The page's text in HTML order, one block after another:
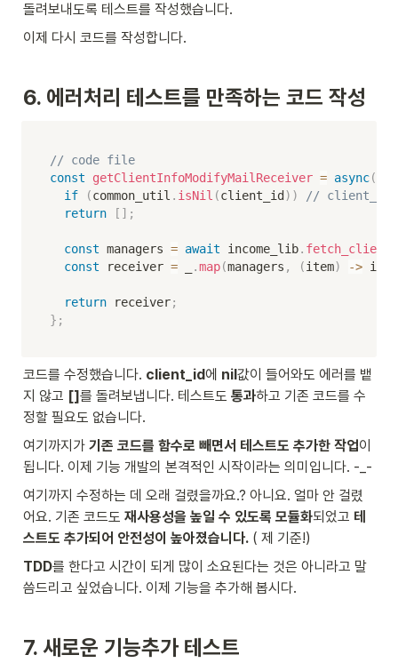
돌려보내도록 테스트를 작성했습니다.
이제 다시 코드를 작성합니다.
6. 에러처리 테스트를 만족하는 코드 작성
// code file
const
getClientInfoModifyMailReceiver = async(
if
(common_util . isNil (client_id ) )
// client_id가
return
[ ] ;
const managers = await income_lib.
const receiver = .map(managers , (item) -> item
return receiver;
} ;
코드를 수정했습니다. client_id에 nil 값이 들어와도 에러를 뱉
지 않고 [] 를 돌려보냅니다. 테스트도 통과하고 기존 코드를 수
정할 필요도 없습니다.
여기까지가 기존 코드를 함수로 빼면서 테스트도 추가한 작업이
됩니다. 이제 기능 개발의 본격적인 시작이라는 의미입니다. -_-
여기까지 수정하는 데 오래 걸렸을까요.? 아니요. 얼마 안 걸렸
어요. 기존 코드도 재사용성을 높일 수 있도록 모듈화되었고 테
스트도 추가되어 안전성이 높아졌습니다. ( 제 기준!)
TDD를 한다고 시간이 되게 많이 소요된다는 것은 아니라고 말
씀드리고 싶었습니다. 이제 기능을 추가해 봅시다.
7. 새로운 기능추가 테스트